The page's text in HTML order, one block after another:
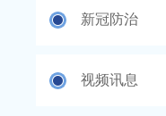
新冠防治
视频讯息